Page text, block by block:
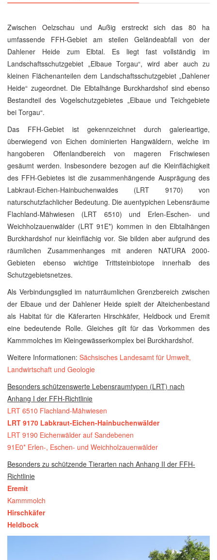
Zwischen Oelzschau und Außig erstreckt sich das 80 ha
umfassende FFH-Gebiet am steilen Geländeabfall von der
Dahlener Heide zum Elbtal. Es liegt fast vollständig im
Landschaftsschutzgebiet „Elbaue Torgau“, wird aber auch zu
kleinen Flächenanteilen dem Landschaftsschutzgebiet „Dahlener
Heide“ zugeordnet. Die Elbtalhänge Burckhardshof sind ebenso
Bestandteil des Vogelschutzgebietes „Elbaue und Teichgebiete
bei Torgau“.
Das FFH-Gebiet ist gekennzeichnet durch galerieartige,
überwiegend von Eichen dominierten Hangwäldern, welche im
hangoberen Offenlandbereich von mageren Frischwiesen
gesäumt werden. Insbesondere bezogen auf die Kleinflächigkeit
des FFH-Gebietes ist die zusammenhängende Ausprägung des
Labkraut-Eichen-Hainbuchenwaldes (LRT 9170) von
naturschutzfachlicher Bedeutung. Die auentypichen Lebensräume
Flachland-Mähwiesen (LRT 6510) und Erlen-Eschen- und
Weichholzauenwälder (LRT 91E*) kommen in den Elbtalhängen
Burckhardshof nur kleinflächig vor. Sie bilden aber aufgrund des
räumlichen Zusammenhanges mit anderen NATURA 2000-
Gebieten ebenso wichtige Trittsteinbiotope innerhalb des
Schutzgebietsnetzes.
Als Verbindungsglied im naturräumlichen Grenzbereich zwischen
der Elbaue und der Dahlener Heide spielt der Alteichenbestand
als Habitat für die Käferarten Hirschkäfer, Heldbock und Eremit
eine bedeutende Rolle. Gleiches gilt für das Vorkommen des
Kammmolches im Kleingewässerkomplex bei Burckhardshof.
Weitere Informationen: Sächsisches Landesamt für Umwelt,
Landwirtschaft und Geologie
Besonders schützenswerte Lebensraumtypen (LRT) nach
Anhang I der FFH-Richtlinie
LRT 6510 Flachland-Mähwiesen
LRT 9170 Labkraut-Eichen-Hainbuchenwälder
LRT 9190 Eichenwälder auf Sandebenen
91E0* Erlen-, Eschen- und Weichholzauenwälder
Besonders zu schützende Tierarten nach Anhang II der FFH-
Richtlinie
Eremit
Kammmolch
Hirschkäfer
Heldbock